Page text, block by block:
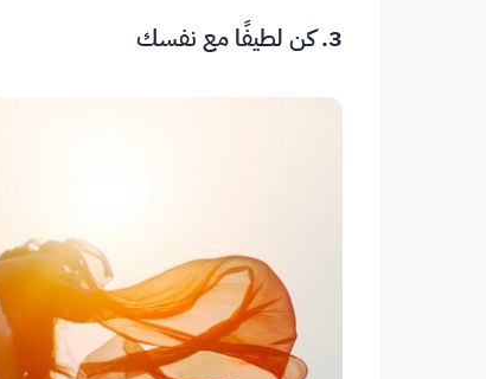
3. كن لطيفًا مع نفسك